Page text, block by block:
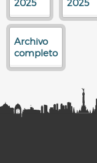
2025
2025
Archivo
completo